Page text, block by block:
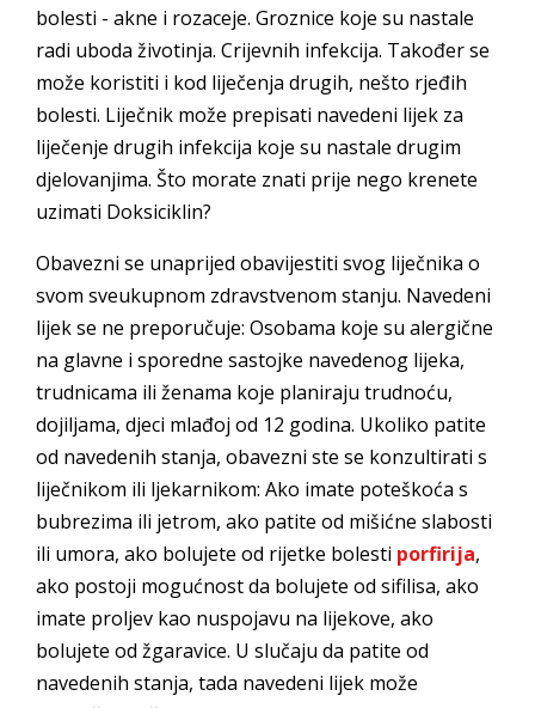
bolesti - akne i rozaceje. Groznice koje su nastale
radi uboda životinja. Crijevnih infekcija. Također se
može koristiti i kod liječenja drugih, nešto rjeđih
bolesti. Liječnik može prepisati navedeni lijek za
liječenje drugih infekcija koje su nastale drugim
djelovanjima. Što morate znati prije nego krenete
uzimati Doksiciklin?
Obavezni se unaprijed obavijestiti svog liječnika o
svom sveukupnom zdravstvenom stanju. Navedeni
lijek se ne preporučuje: Osobama koje su alergične
na glavne i sporedne sastojke navedenog lijeka,
trudnicama ili ženama koje planiraju trudnoću,
dojiljama, djeci mlađoj od 12 godina. Ukoliko patite
od navedenih stanja, obavezni ste se konzultirati s
liječnikom ili ljekarnikom: Ako imate poteškoća s
bubrezima ili jetrom, ako patite od mišićne slabosti
ili umora, ako bolujete od rijetke bolesti porfirija,
ako postoji mogućnost da bolujete od sifilisa, ako
imate proljev kao nuspojavu na lijekove, ako
bolujete od žgaravice. U slučaju da patite od
navedenih stanja, tada navedeni lijek može